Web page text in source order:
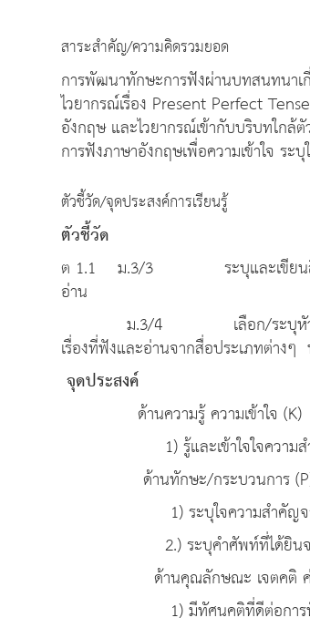
สาระสำคัญ/ความคิดรวมยอด
การพัฒนาทักษะการฟังผ่านบทสนทนาเ
ไวยากรณ์เรื่อง Present Perfect
อังกฤษ และไวยากรณ์เข้ากับบริบทใกล้
การฟังภาษาอังกฤษเพื่อความเข้าใจ ร
ตัวชี้วัด/จุดประสงค์การเรียนรู้
ตัวชี้วัด
ต 1.1 ม.3/3 ระบุและเขียนสื่อที่ไม่
อ่าน
ม.3/4 เลือก/ระบุหัวข้อเรื่อง
เรื่องที่ฟังและอ่านจากสื่อประเภทต่าง
จุดป
ด้านความรู้ ความเข้าใจ (K)
1) รู้และเข้าใจใจความสำคั
ด้านทักษะ/กระบวนการ
1) ระบุใจความสำคัญจาก
2.) ระบุคำศัพท์ที่ได้ยินจา
ด้านคุณลักษณะ เจตคติ ค่านิย
1) มีทัศนคติที่ดีต่อการฟังบ